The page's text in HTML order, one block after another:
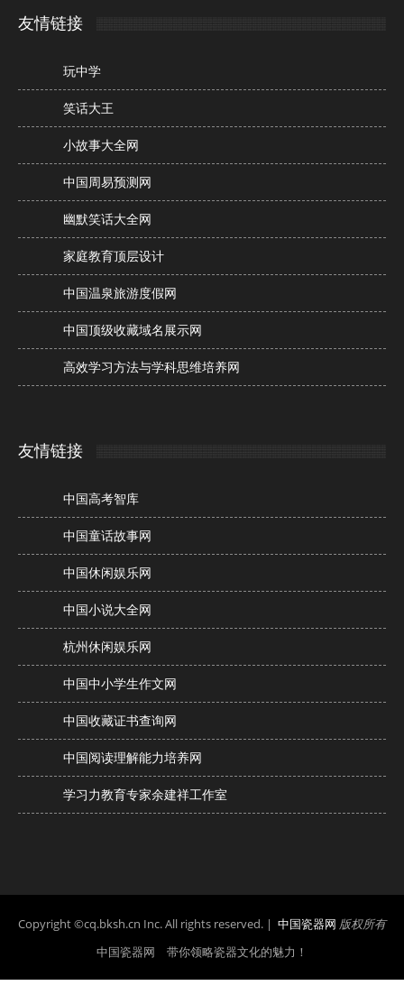
友情链接
玩中学
笑话大王
小故事大全网
中国周易预测网
幽默笑话大全网
家庭教育顶层设计
中国温泉旅游度假网
中国顶级收藏域名展示网
高效学习方法与学科思维培养网
友情链接
中国高考智库
中国童话故事网
中国休闲娱乐网
中国小说大全网
杭州休闲娱乐网
中国中小学生作文网
中国收藏证书查询网
中国阅读理解能力培养网
学习力教育专家余建祥工作室
Copyright ©cq.bksh.cn Inc. All rights reserved. | 中国瓷器网 版权所有
中国瓷器网 带你领略瓷器文化的魅力！